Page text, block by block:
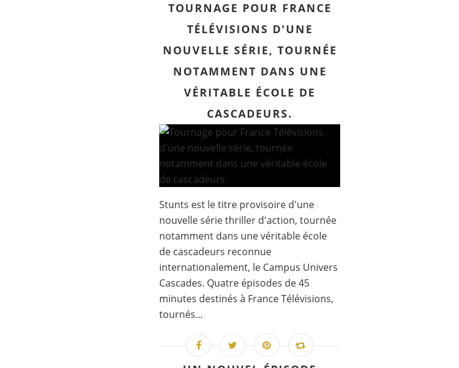
TOURNAGE POUR FRANCE
TÉLÉVISIONS D'UNE
NOUVELLE SÉRIE, TOURNÉE
NOTAMMENT DANS UNE
VÉRITABLE ÉCOLE DE
CASCADEURS.
Stunts est le titre provisoire d'une
nouvelle série thriller d'action, tournée
notamment dans une véritable école
de cascadeurs reconnue
internationalement, le Campus Univers
Cascades. Quatre épisodes de 45
minutes destinés à France Télévisions,
tournés...